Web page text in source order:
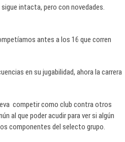
intacta, pero con novedades.
antes a los 16 que corren
en su jugabilidad, ahora la carrera
competir como club contra otros
al que poder acudir para ver si algún
componentes del selecto grupo.